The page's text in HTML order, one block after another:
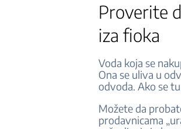
Proverite
iza fioka
Voda koja se
Ona se uliva u
odvoda. Ako se
Možete da
prodavnicama